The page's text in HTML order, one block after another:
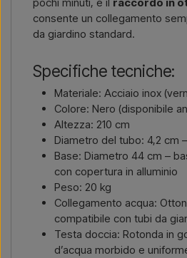
consente un collegamento
da giardino standard.
Specifiche tecniche:
Materiale: Acciaio inox
Colore: Nero (disponibile
Altezza: 210 cm
Diametro del tubo: 4,2 cm
Base: Diametro 44 cm –
con copertura in alluminio
Peso: 20 kg
Collegamento acqua:
compatibile con tubi da
Testa doccia: Rotonda in
d’acqua morbido e